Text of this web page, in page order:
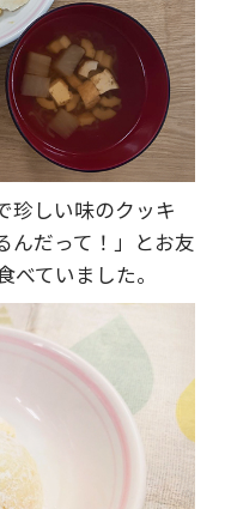
珍しい味のクッキ
んだって！」とお友
ていました。